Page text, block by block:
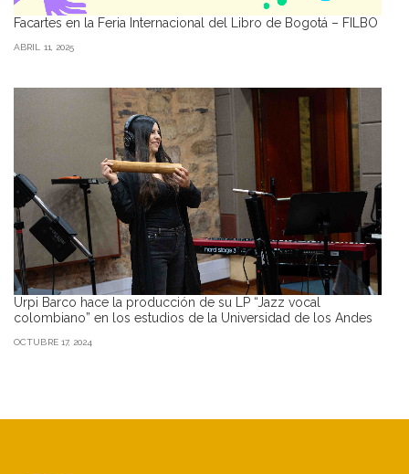
Facartes en la Feria Internacional del Libro de Bogotá – FILBO
ABRIL 11, 2025
Urpi Barco hace la producción de su LP “Jazz vocal
colombiano” en los estudios de la Universidad de los Andes
OCTUBRE 17, 2024